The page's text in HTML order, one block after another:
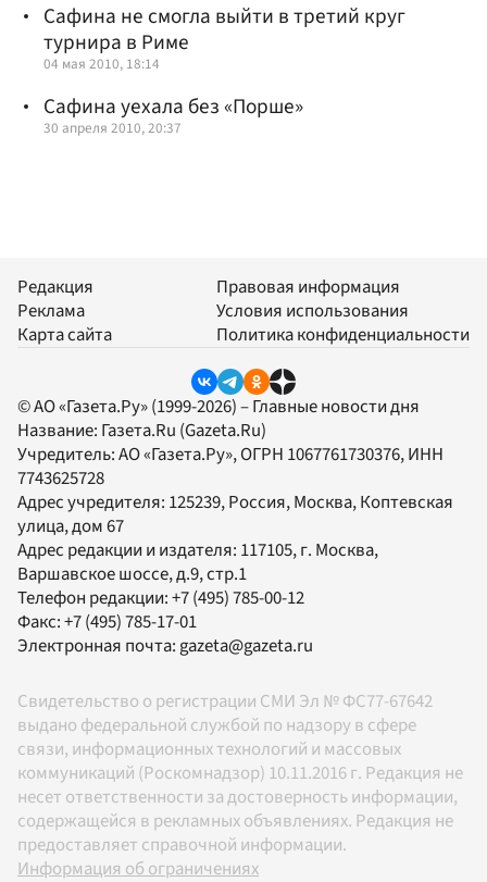
Сафина не смогла выйти в третий круг
турнира в Риме
04 мая 2010, 18:14
Сафина уехала без «Порше»
30 апреля 2010, 20:37
Редакция
Реклама
Карта сайта
Правовая информация
Условия использования
Политика конфиденциальности
© АО «Газета.Ру» (1999-2026) – Главные новости дня
Название: Газета.Ru (Gazeta.Ru)
Учредитель:АО «Газета.Ру», ОГРН 1067761730376, ИНН
7743625728
Адрес учредителя: 125239, Россия, Москва, Коптевская
улица, дом 67
Адрес редакции и издателя: 117105, г. Москва,
Варшавское шоссе, д.9, стр.1
Телефон редакции:+7 (495) 785-00-12
Факс:+7 (495) 785-17-01
Электронная почта:gazeta@gazeta.ru
Свидетельство о регистрации СМИ Эл № ФС77-67642
выдано федеральной службой по надзору в сфере
связи, информационных технологий и массовых
коммуникаций (Роскомнадзор) 10.11.2016 г. Редакция не
несет ответственности за достоверность информации,
содержащейся в рекламных объявлениях. Редакция не
предоставляет справочной информации.
Информация об ограничениях